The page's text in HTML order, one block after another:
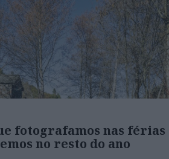
fotografamos nas férias
no resto do ano